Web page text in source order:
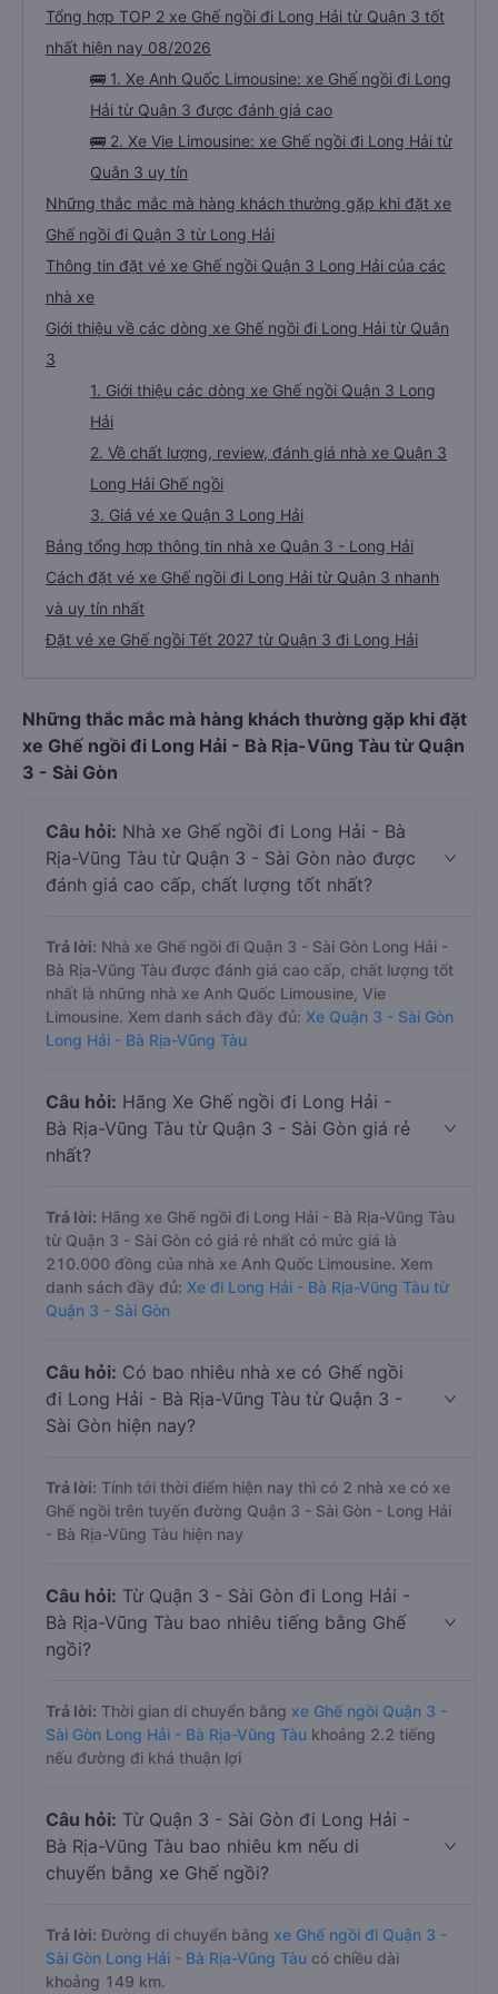
toàn.
Tổng hợp TOP 2 xe Ghế ngồi đi Long Hải từ Quận 3 tốt
nhất hiện nay 08/2026
🚌 1. Xe Anh Quốc Limousine: xe Ghế ngồi đi Long
Hải từ Quận 3 được đánh giá cao
🚌 2. Xe Vie Limousine: xe Ghế ngồi đi Long Hải từ
Quận 3 uy tín
Những thắc mắc mà hàng khách thường gặp khi đặt xe
Ghế ngồi đi Quận 3 từ Long Hải
Thông tin đặt vé xe Ghế ngồi Quận 3 Long Hải của các
nhà xe
Giới thiệu về các dòng xe Ghế ngồi đi Long Hải từ Quận
3
1. Giới thiệu các dòng xe Ghế ngồi Quận 3 Long
Hải
2. Về chất lượng, review, đánh giá nhà xe Quận 3
Long Hải Ghế ngồi
3. Giá vé xe Quận 3 Long Hải
Bảng tổng hợp thông tin nhà xe Quận 3 - Long Hải
Cách đặt vé xe Ghế ngồi đi Long Hải từ Quận 3 nhanh
và uy tín nhất
Đặt vé xe Ghế ngồi Tết 2027 từ Quận 3 đi Long Hải
Những thắc mắc mà hàng khách thường gặp khi đặt
xe Ghế ngồi đi Long Hải - Bà Rịa-Vũng Tàu từ Quận
3 - Sài Gòn
Câu hỏi: Nhà xe Ghế ngồi đi Long Hải - Bà
Rịa-Vũng Tàu từ Quận 3 - Sài Gòn nào được
đánh giá cao cấp, chất lượng tốt nhất?
Trả lời: Nhà xe Ghế ngồi đi Quận 3 - Sài Gòn Long Hải -
Bà Rịa-Vũng Tàu được đánh giá cao cấp, chất lượng tốt
nhất là những nhà xe Anh Quốc Limousine, Vie
Limousine. Xem danh sách đầy đủ: Xe Quận 3 - Sài Gòn
Long Hải - Bà Rịa-Vũng Tàu
Câu hỏi: Hãng Xe Ghế ngồi đi Long Hải -
Bà Rịa-Vũng Tàu từ Quận 3 - Sài Gòn giá rẻ
nhất?
Trả lời: Hãng xe Ghế ngồi đi Long Hải - Bà Rịa-Vũng Tàu
từ Quận 3 - Sài Gòn có giá rẻ nhất có mức giá là
210.000 đồng của nhà xe Anh Quốc Limousine. Xem
danh sách đầy đủ: Xe đi Long Hải - Bà Rịa-Vũng Tàu từ
Quận 3 - Sài Gòn
Câu hỏi: Có bao nhiêu nhà xe có Ghế ngồi
đi Long Hải - Bà Rịa-Vũng Tàu từ Quận 3 -
Sài Gòn hiện nay?
Trả lời: Tính tới thời điểm hiện nay thì có 2 nhà xe có xe
Ghế ngồi trên tuyến đường Quận 3 - Sài Gòn - Long Hải
- Bà Rịa-Vũng Tàu hiện nay
Câu hỏi: Từ Quận 3 - Sài Gòn đi Long Hải -
Bà Rịa-Vũng Tàu bao nhiêu tiếng bằng Ghế
ngồi?
Trả lời: Thời gian di chuyển bằng xe Ghế ngồi Quận 3 -
Sài Gòn Long Hải - Bà Rịa-Vũng Tàu khoảng 2.2 tiếng
nếu đường đi khá thuận lợi
Câu hỏi: Từ Quận 3 - Sài Gòn đi Long Hải -
Bà Rịa-Vũng Tàu bao nhiêu km nếu di
chuyển bằng xe Ghế ngồi?
Trả lời: Đường di chuyển bằng xe Ghế ngồi đi Quận 3 -
Sài Gòn Long Hải - Bà Rịa-Vũng Tàu có chiều dài
khoảng 149 km.